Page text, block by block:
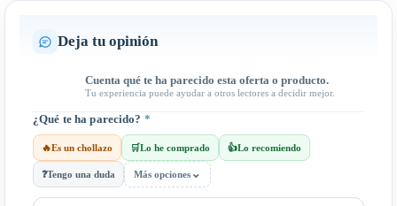
Deja tu opinión
Cuenta qué te ha parecido esta oferta o producto.
Tu experiencia puede ayudar a otros lectores a decidir mejor.
¿Qué te ha parecido? *
🔥Es un chollazo 🛒Lo he comprado 👍Lo recomiendo
❓Tengo una duda Más opciones ⌄